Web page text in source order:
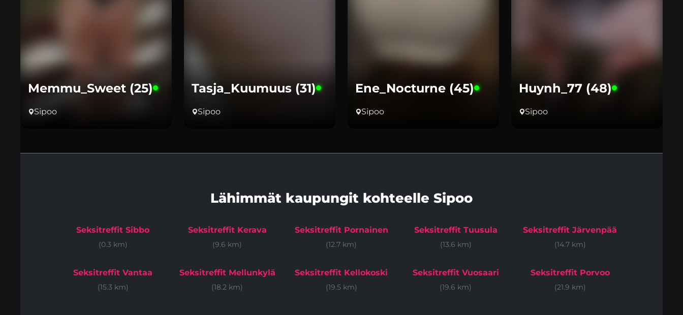
Memmu_Sweet (25)
Sipoo
Tasja_Kuumuus (31)
Sipoo
Ene_Nocturne (45)
Sipoo
Huynh_77 (48)
Sipoo
Lähimmät kaupungit kohteelle Sipoo
Seksitreffit Sibbo
(0.3 km)
Seksitreffit Kerava
(9.6 km)
Seksitreffit Pornainen
(12.7 km)
Seksitreffit Tuusula
(13.6 km)
Seksitreffit Järvenpää
(14.7 km)
Seksitreffit Vantaa
(15.3 km)
Seksitreffit Mellunkylä
(18.2 km)
Seksitreffit Kellokoski
(19.5 km)
Seksitreffit Vuosaari
(19.6 km)
Seksitreffit Porvoo
(21.9 km)